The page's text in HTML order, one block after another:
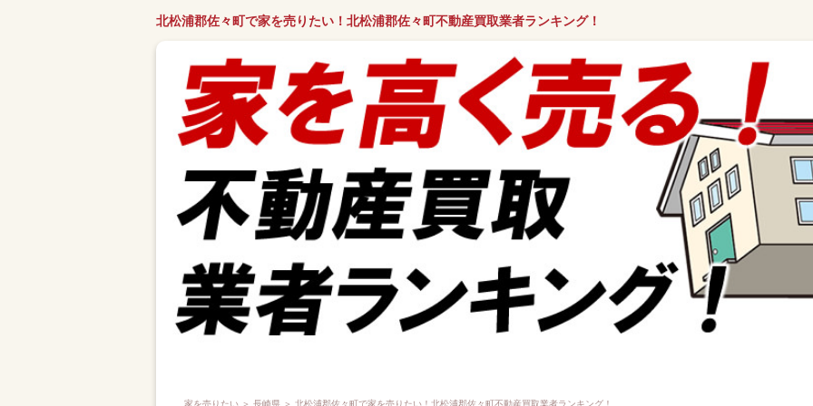
北松浦郡佐々町で家を売りたい！北松浦郡佐々町不動産買取業者ランキング！
家を売りたい ＞ 長崎県 ＞ 北松浦郡佐々町で家を売りたい！北松浦郡佐々町不動産買取業者ランキング！